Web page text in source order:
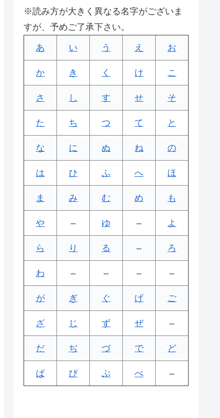
※読み方が大きく異なる名字がございま
すが、予めご了承下さい。
あ い う え お
か き く け こ
さ し す せ そ
た ち つ て と
な に ぬ ね の
は ひ ふ へ ほ
ま み む め も
や – ゆ – よ
ら り る – ろ
わ – – – –
が ぎ ぐ げ ご
ざ じ ず ぜ –
だ ぢ づ で ど
ば び ぶ べ –